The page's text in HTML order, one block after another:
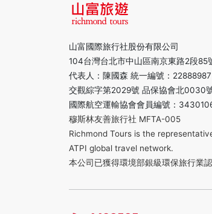
山富國際旅行社股份有限公司
104台灣台北市中山區南京東路2段85
代表人：陳國森 統一編號：22888987
交觀綜字第2029號 品保協會北0030
國際航空運輸協會會員編號：
穆斯林友善旅行社 MFTA-005
Richmond Tours is the
ATPI global travel network.
本公司已獲得環境部銀級環保旅行業